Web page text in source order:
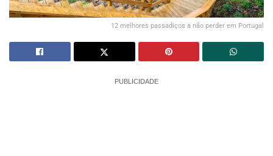
12 melhores passadiços a não perder em Portugal
PUBLICIDADE